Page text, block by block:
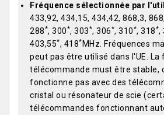
Fréquence sélectionnée par
433,92, 434,15, 434,42, 868,3,
288*, 300*, 303*, 306*, 310*, 318*,
403,55*, 418* MHz. Fréquences
peut pas être utilisé dans l'UE. La
télécommande must être stable,
fonctionne pas avec des
cristal ou résonateur de scie
télécommandes fonctionnant